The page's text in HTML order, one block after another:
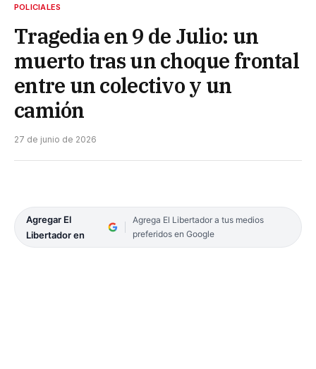
POLICIALES
Tragedia en 9 de Julio: un
muerto tras un choque frontal
entre un colectivo y un
camión
27 de junio de 2026
Agregar El
Libertador en
Agrega El Libertador a tus medios
preferidos en Google